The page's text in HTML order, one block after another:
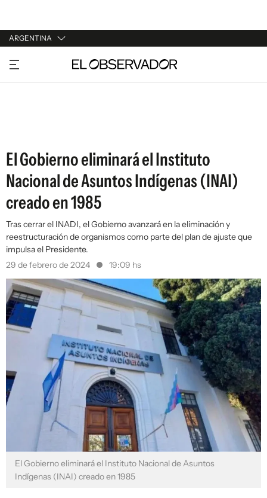
ARGENTINA
URUGUAY
ARGENTINA
El Gobierno eliminará el Instituto
Nacional de Asuntos Indígenas (INAI)
creado en 1985
Tras cerrar el INADI, el Gobierno avanzará en la eliminación y
reestructuración de organismos como parte del plan de ajuste que
impulsa el Presidente.
29 de febrero de 2024
19:09 hs
El Gobierno eliminará el Instituto Nacional de Asuntos
Indígenas (INAI) creado en 1985